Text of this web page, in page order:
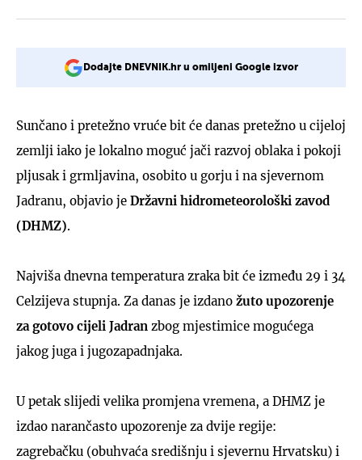
Dodajte DNEVNIK.hr u omiljeni Google izvor
Sunčano i pretežno vruće bit će danas pretežno u cijeloj
zemlji iako je lokalno moguć jači razvoj oblaka i pokoji
pljusak i grmljavina, osobito u gorju i na sjevernom
Jadranu, objavio je Državni hidrometeorološki zavod
(DHMZ).
Najviša dnevna temperatura zraka bit će između 29 i 34
Celzijeva stupnja. Za danas je izdano žuto upozorenje
za gotovo cijeli Jadran zbog mjestimice mogućega
jakog juga i jugozapadnjaka.
U petak slijedi velika promjena vremena, a DHMZ je
izdao narančasto upozorenje za dvije regije:
zagrebačku (obuhvaća središnju i sjevernu Hrvatsku) i